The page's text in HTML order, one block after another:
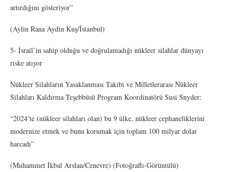
artırdığını gösteriyor”
(Aylin Rana Aydin Kuş/İstanbul)
5- İsrail’in sahip olduğu ve doğrulamadığı nükleer silahlar dünyayı
riske atıyor
Nükleer Silahların Yasaklanması Takibi ve Milletlerarası Nükleer
Silahları Kaldırma Teşebbüsü Program Koordinatörü Susi Snyder:
“2024’te (nükleer silahları olan) bu 9 ülke, nükleer cephaneliklerini
modernize etmek ve bunu korumak için toplam 100 milyar dolar
harcadı”
(Muhammet İkbal Arslan/Cenevre) (Fotoğraflı-Görüntülü)